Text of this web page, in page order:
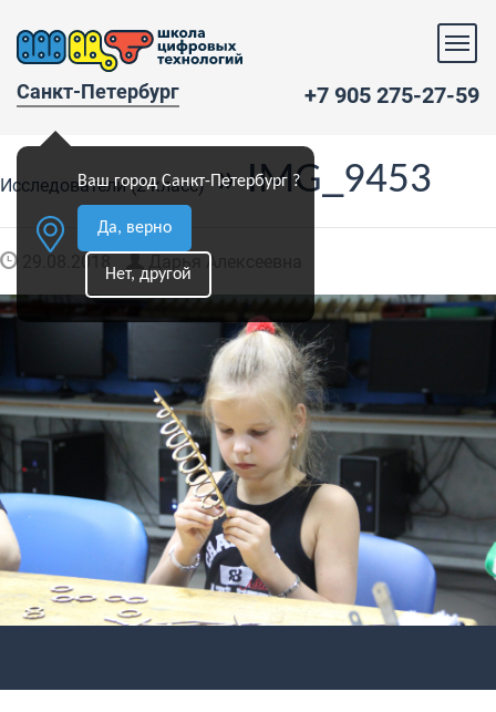
Санкт-Петербург
Ваш город Санкт-Петербург ?
Да, верно
Нет, другой
+7 905 275-27-59
Исследователи (2 класс)» IMG_9453
29.08.2018 Дарья Алексеевна